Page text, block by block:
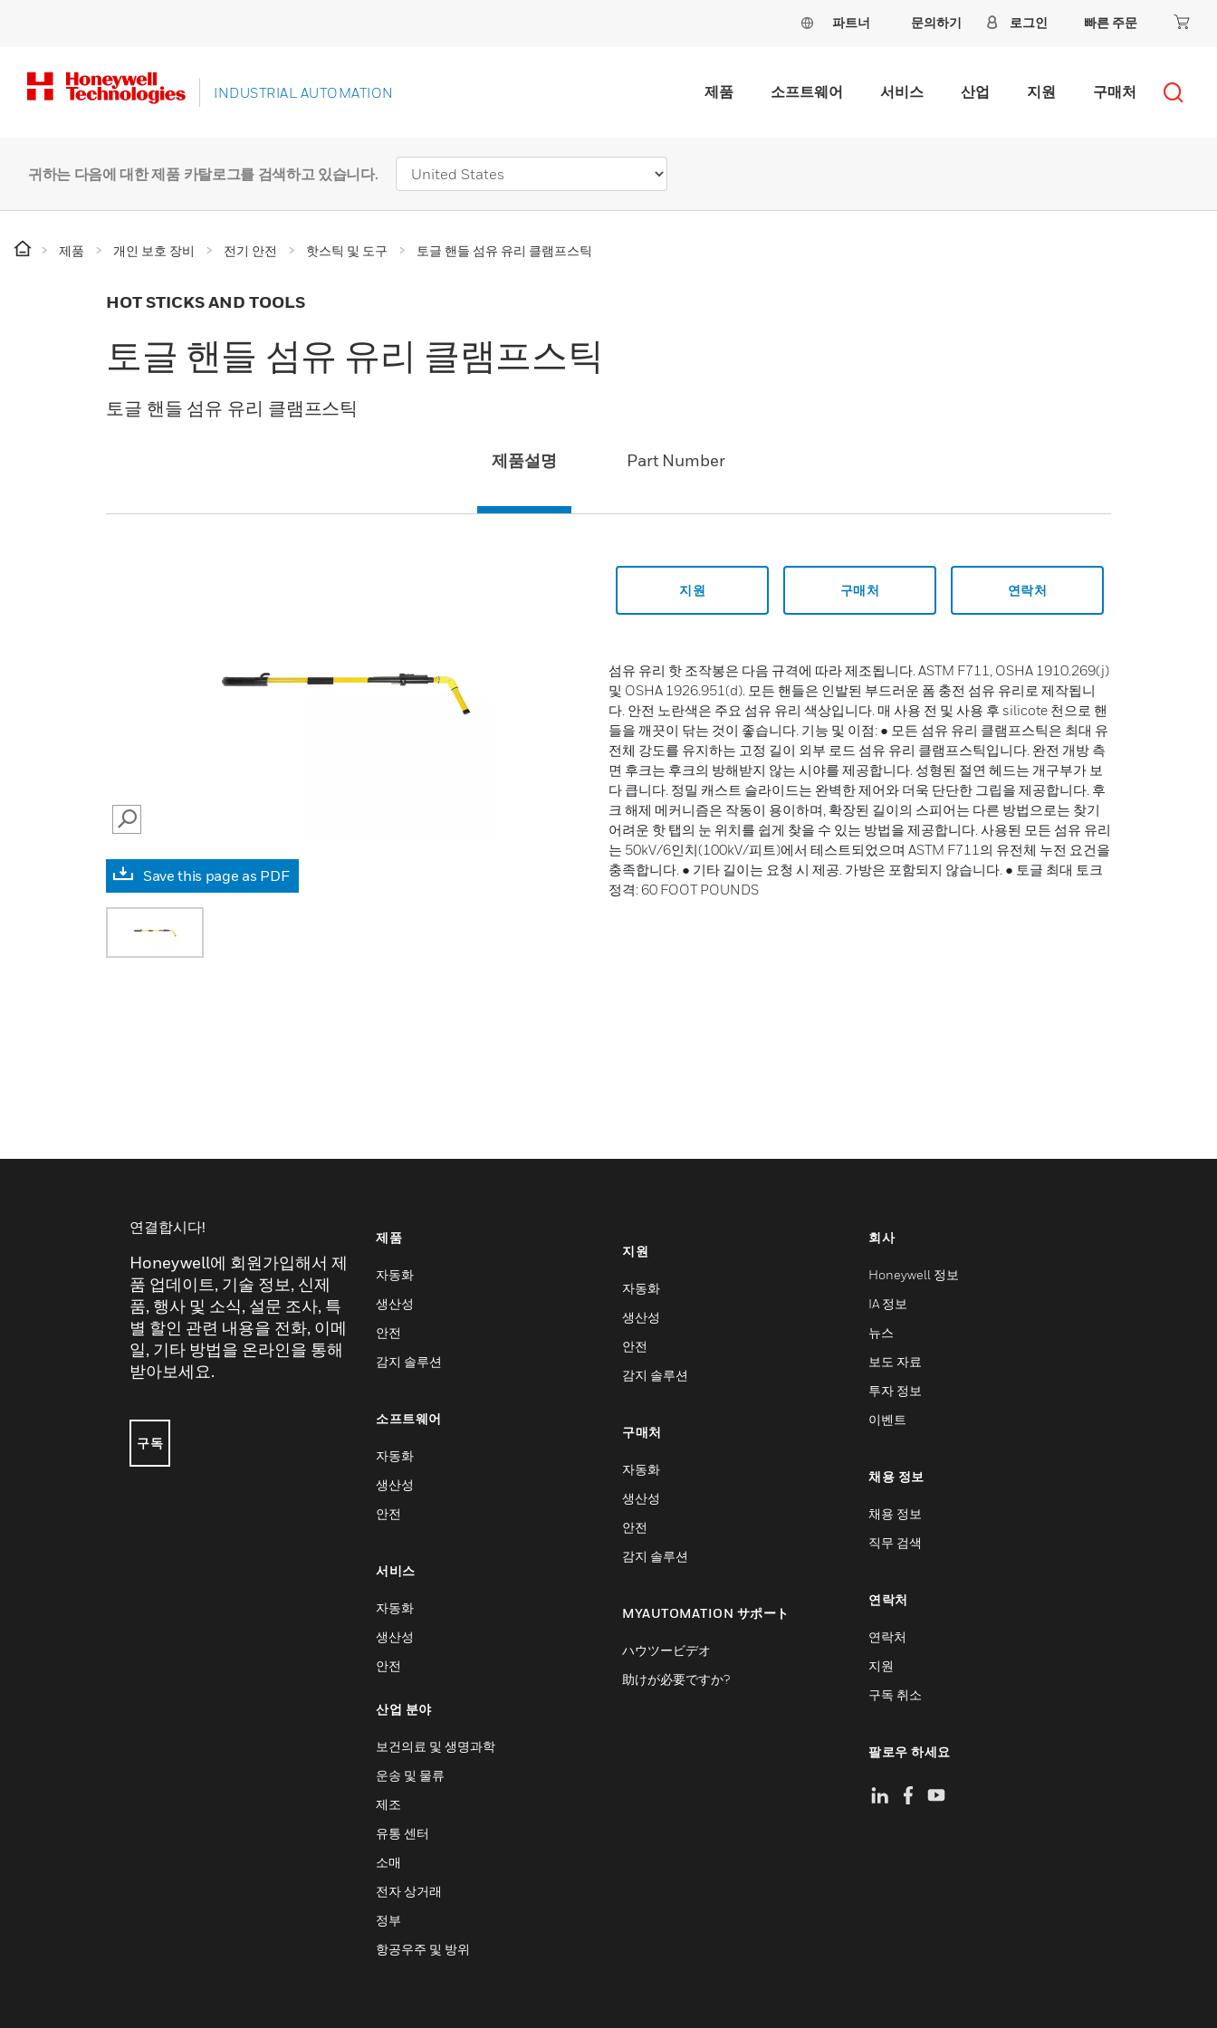
파트너 문의하기 로그인 빠른 주문
INDUSTRIAL AUTOMATION 제품 소프트웨어 서비스 산업 지원 구매처
귀하는 다음에 대한 제품 카탈로그를 검색하고 있습니다.
제품 개인 보호 장비 전기 안전 핫스틱 및 도구 토글 핸들 섬유 유리 클램프스틱
HOT STICKS AND TOOLS
토글 핸들 섬유 유리 클램프스틱
토글 핸들 섬유 유리 클램프스틱
제품설명 Part Number
SEARCH
Save this page as PDF
지원 구매처 연락처
섬유 유리 핫 조작봉은 다음 규격에 따라 제조됩니다. ASTM F711, OSHA 1910.269(j)
및 OSHA 1926.951(d). 모든 핸들은 인발된 부드러운 폼 충전 섬유 유리로 제작됩니
다. 안전 노란색은 주요 섬유 유리 색상입니다. 매 사용 전 및 사용 후 silicote 천으로 핸
들을 깨끗이 닦는 것이 좋습니다. 기능 및 이점: ● 모든 섬유 유리 클램프스틱은 최대 유
전체 강도를 유지하는 고정 길이 외부 로드 섬유 유리 클램프스틱입니다. 완전 개방 측
면 후크는 후크의 방해받지 않는 시야를 제공합니다. 성형된 절연 헤드는 개구부가 보
다 큽니다. 정밀 캐스트 슬라이드는 완벽한 제어와 더욱 단단한 그립을 제공합니다. 후
크 해제 메커니즘은 작동이 용이하며, 확장된 길이의 스피어는 다른 방법으로는 찾기
어려운 핫 탭의 눈 위치를 쉽게 찾을 수 있는 방법을 제공합니다. 사용된 모든 섬유 유리
는 50kV/6인치(100kV/피트)에서 테스트되었으며 ASTM F711의 유전체 누전 요건을
충족합니다. ● 기타 길이는 요청 시 제공. 가방은 포함되지 않습니다. ● 토글 최대 토크
정격: 60 FOOT POUNDS
연결합시다!
Honeywell에 회원가입해서 제
품 업데이트, 기술 정보, 신제
품, 행사 및 소식, 설문 조사, 특
별 할인 관련 내용을 전화, 이메
일, 기타 방법을 온라인을 통해
받아보세요.
구독
제품
자동화
생산성
안전
감지 솔루션
소프트웨어
자동화
생산성
안전
서비스
자동화
생산성
안전
산업 분야
보건의료 및 생명과학
운송 및 물류
제조
유통 센터
소매
전자 상거래
정부
항공우주 및 방위
지원
자동화
생산성
안전
감지 솔루션
구매처
자동화
생산성
안전
감지 솔루션
MYAUTOMATION サポート
ハウツービデオ
助けが必要ですか?
회사
Honeywell 정보
IA 정보
뉴스
보도 자료
투자 정보
이벤트
채용 정보
채용 정보
직무 검색
연락처
연락처
지원
구독 취소
팔로우 하세요